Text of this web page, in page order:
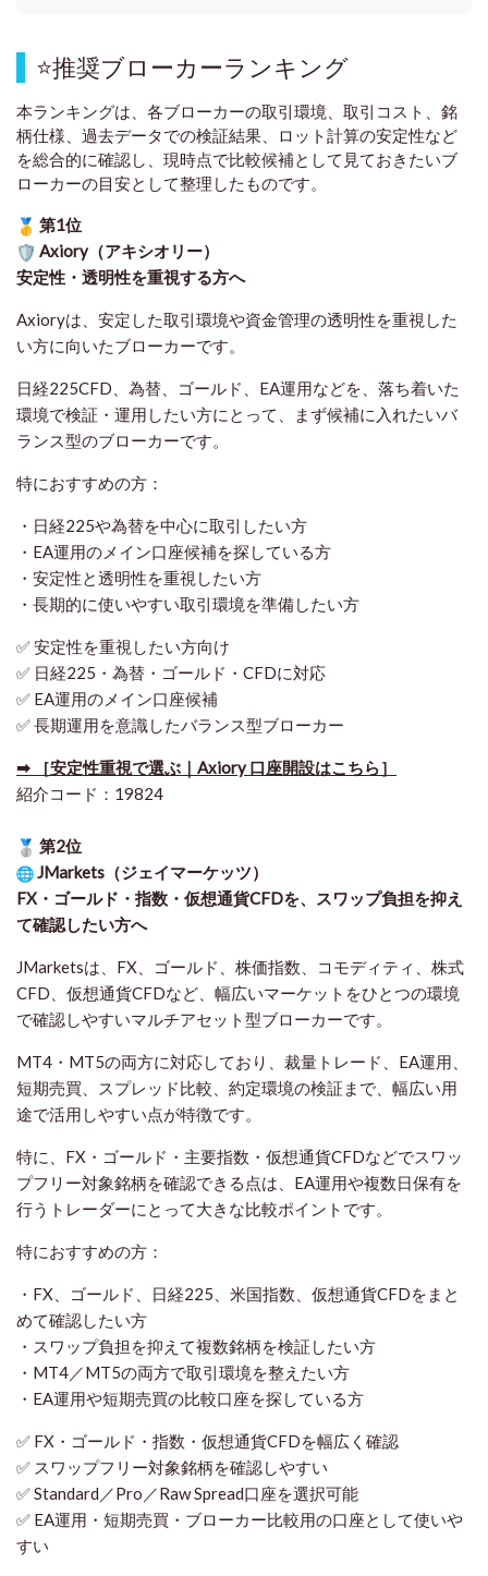
⭐推奨ブローカーランキング
本ランキングは、各ブローカーの取引環境、取引コスト、銘
柄仕様、過去データでの検証結果、ロット計算の安定性など
を総合的に確認し、現時点で比較候補として見ておきたいブ
ローカーの目安として整理したものです。
第1位
Axiory（アキシオリー）
安定性・透明性を重視する方へ
Axioryは、安定した取引環境や資金管理の透明性を重視した
い方に向いたブローカーです。
日経225CFD、為替、ゴールド、EA運用などを、落ち着いた
環境で検証・運用したい方にとって、まず候補に入れたいバ
ランス型のブローカーです。
特におすすめの方：
・日経225や為替を中心に取引したい方
・EA運用のメイン口座候補を探している方
・安定性と透明性を重視したい方
・長期的に使いやすい取引環境を準備したい方
✅ 安定性を重視したい方向け
✅ 日経225・為替・ゴールド・CFDに対応
✅ EA運用のメイン口座候補
✅ 長期運用を意識したバランス型ブローカー
➡ ［安定性重視で選ぶ｜Axiory 口座開設はこちら］
紹介コード：19824
第2位
JMarkets（ジェイマーケッツ）
FX・ゴールド・指数・仮想通貨CFDを、スワップ負担を抑え
て確認したい方へ
JMarketsは、FX、ゴールド、株価指数、コモディティ、株式
CFD、仮想通貨CFDなど、幅広いマーケットをひとつの環境
で確認しやすいマルチアセット型ブローカーです。
MT4・MT5の両方に対応しており、裁量トレード、EA運用、
短期売買、スプレッド比較、約定環境の検証まで、幅広い用
途で活用しやすい点が特徴です。
特に、FX・ゴールド・主要指数・仮想通貨CFDなどでスワッ
プフリー対象銘柄を確認できる点は、EA運用や複数日保有を
行うトレーダーにとって大きな比較ポイントです。
特におすすめの方：
・FX、ゴールド、日経225、米国指数、仮想通貨CFDをまと
めて確認したい方
・スワップ負担を抑えて複数銘柄を検証したい方
・MT4／MT5の両方で取引環境を整えたい方
・EA運用や短期売買の比較口座を探している方
✅ FX・ゴールド・指数・仮想通貨CFDを幅広く確認
✅ スワップフリー対象銘柄を確認しやすい
✅ Standard／Pro／Raw Spread口座を選択可能
✅ EA運用・短期売買・ブローカー比較用の口座として使いや
すい